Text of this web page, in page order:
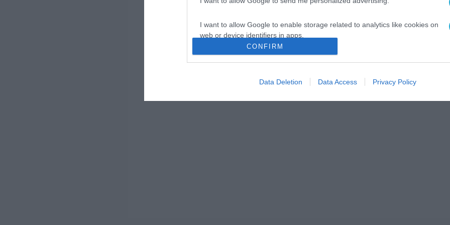
I want to allow Google to enable storage related to analytics like cookies on
web or device identifiers in apps.
I want to allow Google to enable storage related to functionality of the website
I want to allow Google to enable storage related to personalization.
CONFIRM
Data Deletion Data Access Privacy Policy